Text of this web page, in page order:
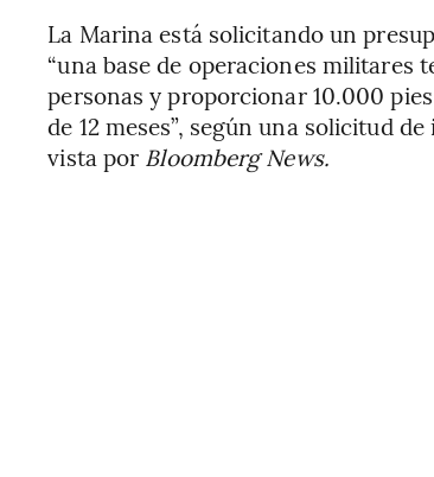
La Marina está solicitando un
“una base de operaciones militares
personas y proporcionar 10.000
de 12 meses”, según una solicitud
vista por Bloomberg News.